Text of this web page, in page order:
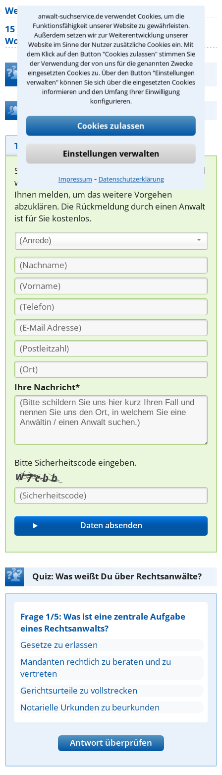
anwalt-suchservice.de verwendet Cookies, um die
Funktionsfähigkeit unserer Website zu gewährleisten.
Außerdem setzen wir zur Weiterentwicklung unserer
Website im Sinne der Nutzer zusätzliche Cookies ein. Mit
dem Klick auf den Button "Cookies zulassen" stimmen Sie
der Verwendung der von uns für die genannten Zwecke
eingesetzten Cookies zu. Über den Button "Einstellungen
verwalten" können Sie sich über die eingesetzten Cookies
informieren und den Umfang Ihrer Einwilligung
konfigurieren.
Cookies zulassen
Einstellungen verwalten
Impressum ⁃ Datenschutzerklärung
Wer muss Zweitwohnungssteuer zahlen?
15 elementare Rechte, die jeder
Wohnungseigentümer kennen sollte
Teste Dein Rechtswissen
Telefonhilfe Beratungsanfrage
Sie können hier Ihren Fall schildern. Anschließend
werden sich spezialisierte Rechtsanwälte bei
Ihnen melden, um das weitere Vorgehen
abzuklären. Die Rückmeldung durch einen Anwalt
ist für Sie kostenlos.
(Anrede)
Ihre Nachricht*
Bitte Sicherheitscode eingeben.
Quiz: Was weißt Du über Rechtsanwälte?
Frage 1/5: Was ist eine zentrale Aufgabe
eines Rechtsanwalts?
Gesetze zu erlassen
Mandanten rechtlich zu beraten und zu
vertreten
Gerichtsurteile zu vollstrecken
Notarielle Urkunden zu beurkunden
Antwort überprüfen